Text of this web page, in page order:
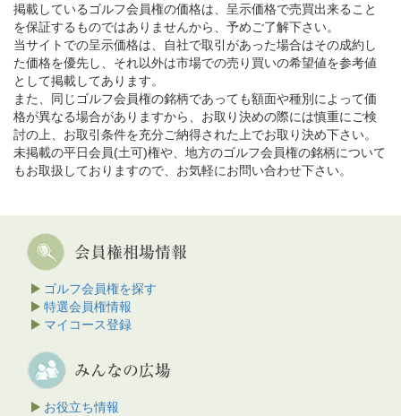
掲載しているゴルフ会員権の価格は、呈示価格で売買出来ること
を保証するものではありませんから、予めご了解下さい。
当サイトでの呈示価格は、自社で取引があった場合はその成約し
た価格を優先し、それ以外は市場での売り買いの希望値を参考値
として掲載してあります。
また、同じゴルフ会員権の銘柄であっても額面や種別によって価
格が異なる場合がありますから、お取り決めの際には慎重にご検
討の上、お取引条件を充分ご納得された上でお取り決め下さい。
未掲載の平日会員(土可)権や、地方のゴルフ会員権の銘柄について
もお取扱しておりますので、お気軽にお問い合わせ下さい。
ゴルフ会員権を探す
特選会員権情報
マイコース登録
お役立ち情報